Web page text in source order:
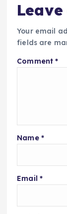
Your email
fields are
Comment*
Name *
Email *